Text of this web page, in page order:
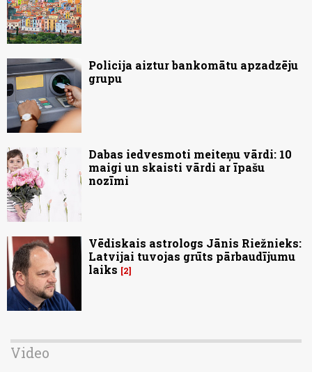
Policija aiztur bankomātu apzadzēju
grupu
Dabas iedvesmoti meiteņu vārdi: 10
maigi un skaisti vārdi ar īpašu
nozīmi
Vēdiskais astrologs Jānis Riežnieks:
Latvijai tuvojas grūts pārbaudījumu
laiks
2
Video